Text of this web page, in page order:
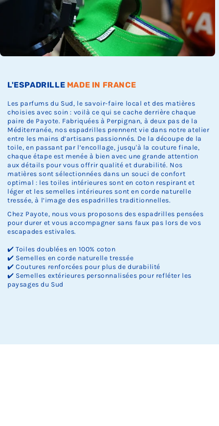
c
k
k
L'ESPADRILLE MADE IN FRANCE
Les parfums du Sud, le savoir-faire local et des matières
choisies avec soin : voilà ce qui se cache derrière chaque
paire de Payote. Fabriquées à Perpignan, à deux pas de la
Méditerranée, nos espadrilles prennent vie dans notre atelier
entre les mains d’artisans passionnés. De la découpe de la
toile, en passant par l’encollage, jusqu'à la couture finale,
chaque étape est menée à bien avec une grande attention
aux détails pour vous offrir qualité et durabilité. Nos
matières sont sélectionnées dans un souci de confort
optimal : les toiles intérieures sont en coton respirant et
léger et les semelles intérieures sont en corde naturelle
tressée, à l’image des espadrilles traditionnelles.
Chez Payote, nous vous proposons des espadrilles pensées
pour durer et vous accompagner sans faux pas lors de vos
escapades estivales.
✔️ Toiles doublées en 100% coton
✔️ Semelles en corde naturelle tressée
✔️ Coutures renforcées pour plus de durabilité
✔️ Semelles extérieures personnalisées pour refléter les
paysages du Sud